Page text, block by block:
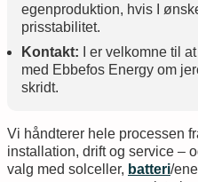
egenproduktion, hvis I
prisstabilitet.
Kontakt: I er velkomne til
med Ebbefos Energy om
skridt.
Vi håndterer hele processen
installation, drift og service –
valg med solceller, batteri/